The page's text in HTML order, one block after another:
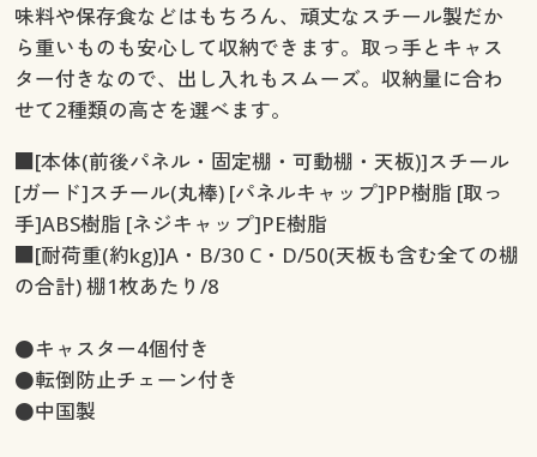
味料や保存食などはもちろん、頑丈なスチール製だか
ら重いものも安心して収納できます。取っ手とキャス
ター付きなので、出し入れもスムーズ。収納量に合わ
せて2種類の高さを選べます。
■[本体(前後パネル・固定棚・可動棚・天板)]スチール
[ガード]スチール(丸棒) [パネルキャップ]PP樹脂 [取っ
手]ABS樹脂 [ネジキャップ]PE樹脂
■[耐荷重(約kg)]A・B/30 C・D/50(天板も含む全ての棚
の合計) 棚1枚あたり/8
●キャスター4個付き
●転倒防止チェーン付き
●中国製